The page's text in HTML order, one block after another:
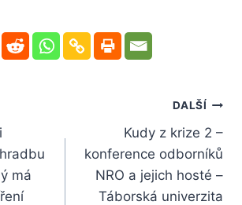
má
DALŠÍ
Kudy z krize 2 –
konference odborníků
NRO a jejich hosté –
Táborská univerzita